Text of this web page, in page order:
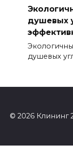
душевых
душевых
© 2026 Клининг